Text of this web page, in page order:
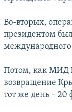
Во-вторых,
президентом
международного
Потом, как МИД
возвращение
тот же день – 20